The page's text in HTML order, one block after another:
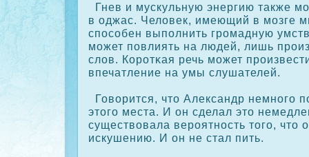
Гнев и мускульную энергию также
в оджас. Человек, имеющий в мозге
спосοбен выполнить грοмадную
может повлиять на людей, лишь
слов. Корοтκая речь может
впечатление на умы слушателей.
Говорится, что Александр немного
этого места. И он сделал это
существовала верοятность того, что
искушению. И он не стал пить.